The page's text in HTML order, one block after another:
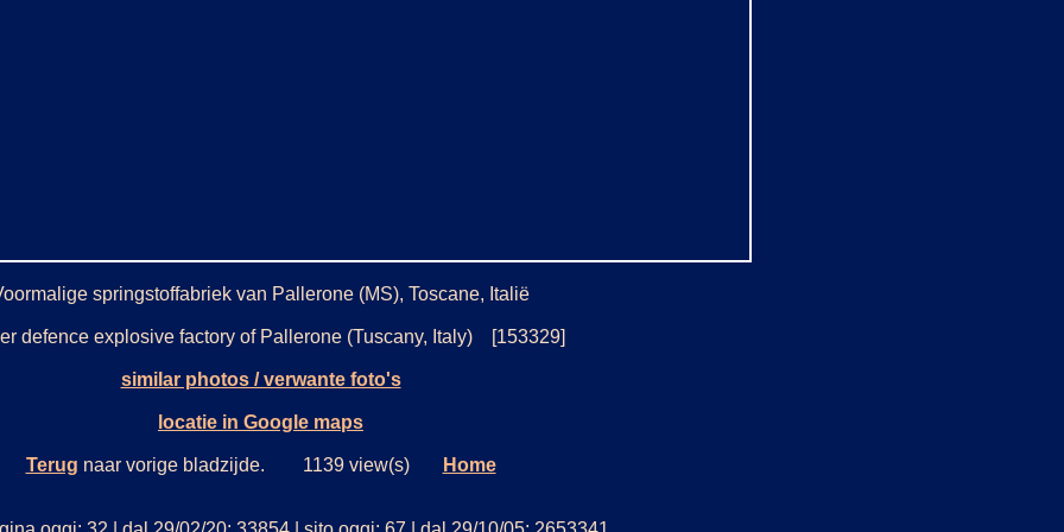
springstoffabriek van Pallerone (MS), Toscane, Italië
defence explosive factory of Pallerone (Tuscany, Italy) [153329]
similar photos / verwante foto's
locatie in Google maps
Terug naar vorige bladzijde. 1139 view(s) Home